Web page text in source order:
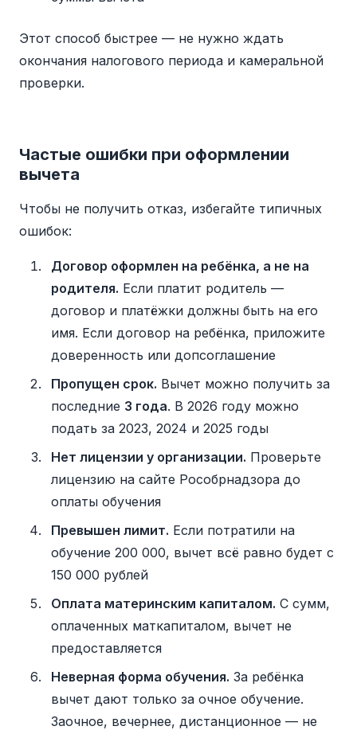
Этот способ быстрее — не нужно ждать
окончания налогового периода и камеральной
проверки.
Частые ошибки при оформлении
вычета
Чтобы не получить отказ, избегайте типичных
ошибок:
Договор оформлен на ребёнка, а не на
родителя. Если платит родитель —
договор и платёжки должны быть на его
имя. Если договор на ребёнка, приложите
доверенность или допсоглашение
Пропущен срок. Вычет можно получить за
последние 3 года. В 2026 году можно
подать за 2023, 2024 и 2025 годы
Нет лицензии у организации. Проверьте
лицензию на сайте Рособрнадзора до
оплаты обучения
Превышен лимит. Если потратили на
обучение 200 000, вычет всё равно будет с
150 000 рублей
Оплата материнским капиталом. С сумм,
оплаченных маткапиталом, вычет не
предоставляется
Неверная форма обучения. За ребёнка
вычет дают только за очное обучение.
Заочное, вечернее, дистанционное — не